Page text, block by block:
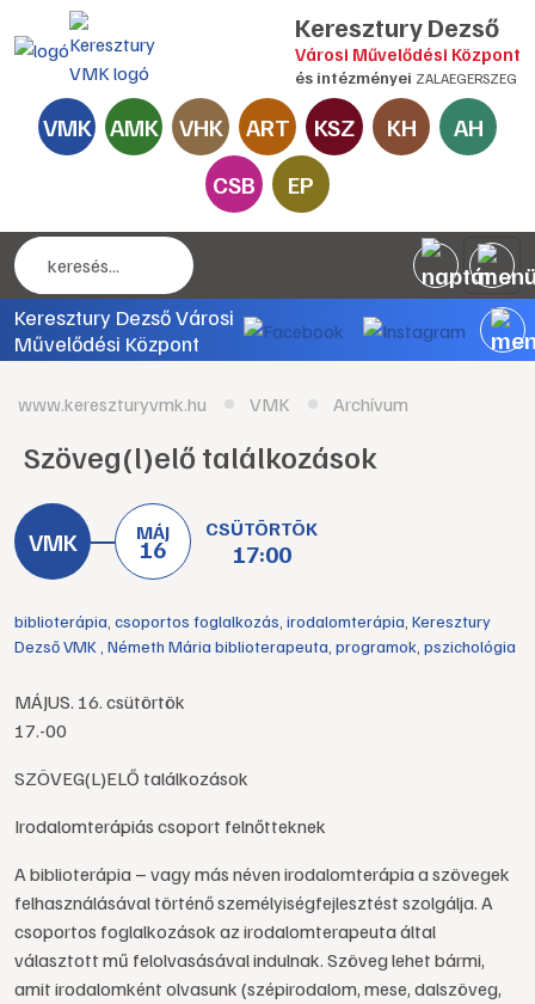
Keresztury Dezső
Városi Művelődési Központ
és intézményei ZALAEGERSZEG
VMK AMK VHK ART KSZ KH
AH
CSB
EP
Keresztury Dezső Városi
Művelődési Központ
www.kereszturyvmk.hu VMK Archívum
Szöveg(l)elő találkozások
MÁJ
16
CSÜTÖRTÖK
17:00
biblioterápia csoportos foglalkozás irodalomterápia Keresztury
Dezső VMK Németh Mária biblioterapeuta programok pszichológia
MÁJUS. 16. csütörtök
17.-00
SZÖVEG(L)ELŐ találkozások
Irodalomterápiás csoport felnőtteknek
A biblioterápia – vagy más néven irodalomterápia a szövegek
felhasználásával történő személyiségfejlesztést szolgálja. A
csoportos foglalkozások az irodalomterapeuta által
választott mű felolvasásával indulnak. Szöveg lehet bármi,
amit irodalomként olvasunk (szépirodalom, mese, dalszöveg,